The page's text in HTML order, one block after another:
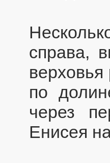
справа,
по
через
Енисея